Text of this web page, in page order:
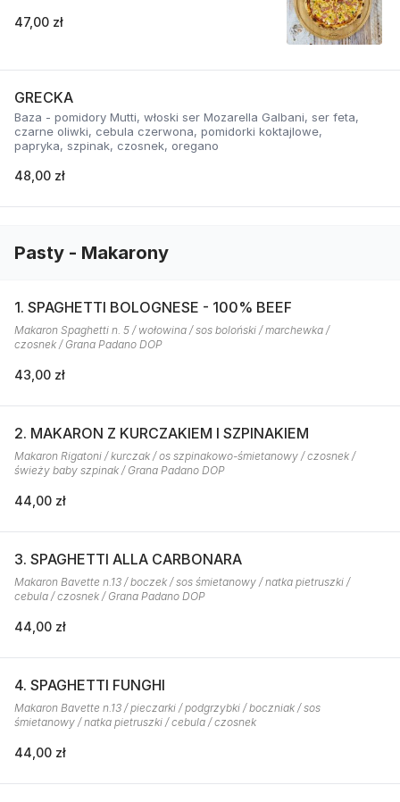
47,00 zł
GRECKA
Baza - pomidory Mutti, włoski ser Mozarella Galbani, ser feta,
czarne oliwki, cebula czerwona, pomidorki koktajlowe,
papryka, szpinak, czosnek, oregano
48,00 zł
Pasty - Makarony
1. SPAGHETTI BOLOGNESE - 100% BEEF
Makaron Spaghetti n. 5 / wołowina / sos boloński / marchewka /
czosnek / Grana Padano DOP
43,00 zł
2. MAKARON Z KURCZAKIEM I SZPINAKIEM
Makaron Rigatoni / kurczak / os szpinakowo-śmietanowy / czosnek /
świeży baby szpinak / Grana Padano DOP
44,00 zł
3. SPAGHETTI ALLA CARBONARA
Makaron Bavette n.13 / boczek / sos śmietanowy / natka pietruszki /
cebula / czosnek / Grana Padano DOP
44,00 zł
4. SPAGHETTI FUNGHI
Makaron Bavette n.13 / pieczarki / podgrzybki / boczniak / sos
śmietanowy / natka pietruszki / cebula / czosnek
44,00 zł